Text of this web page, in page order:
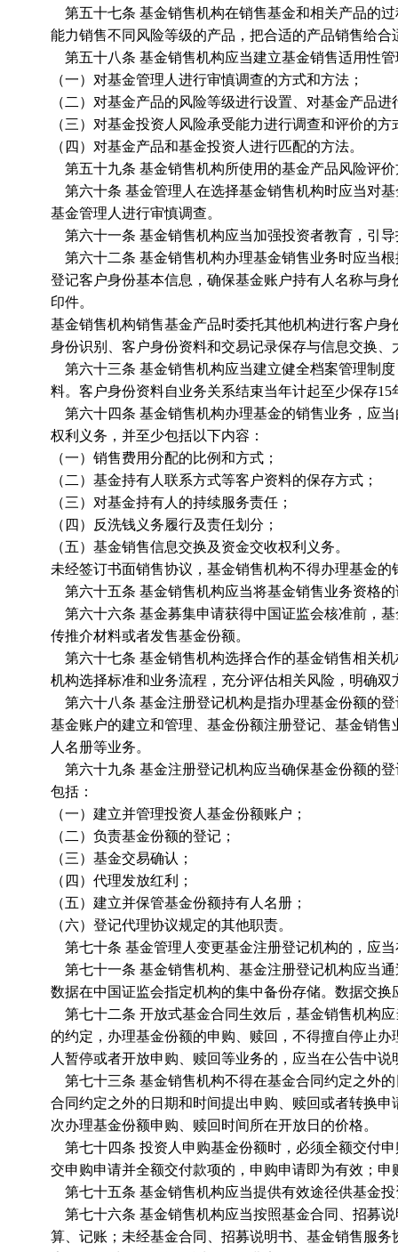
第五十七条 基金销售机构在销售基金和相关产品的
能力销售不同风险等级的产品，把合适的产品销售给合
第五十八条 基金销售机构应当建立基金销售适用性
（一）对基金管理人进行审慎调查的方式和方法；
（二）对基金产品的风险等级进行设置、对基金产品
（三）对基金投资人风险承受能力进行调查和评价的方
（四）对基金产品和基金投资人进行匹配的方法。
第五十九条 基金销售机构所使用的基金产品风险评
第六十条 基金管理人在选择基金销售机构时应当对
基金管理人进行审慎调查。
第六十一条 基金销售机构应当加强投资者教育，引
第六十二条 基金销售机构办理基金销售业务时应当
登记客户身份基本信息，确保基金账户持有人名称与
印件。
基金销售机构销售基金产品时委托其他机构进行客户
身份识别、客户身份资料和交易记录保存与信息交换
第六十三条 基金销售机构应当建立健全档案管理制
料。客户身份资料自业务关系结束当年计起至少保存
第六十四条 基金销售机构办理基金的销售业务，应
权利义务，并至少包括以下内容：
（一）销售费用分配的比例和方式；
（二）基金持有人联系方式等客户资料的保存方式；
（三）对基金持有人的持续服务责任；
（四）反洗钱义务履行及责任划分；
（五）基金销售信息交换及资金交收权利义务。
未经签订书面销售协议，基金销售机构不得办理基金的
第六十五条 基金销售机构应当将基金销售业务资格
第六十六条 基金募集申请获得中国证监会核准前，
传推介材料或者发售基金份额。
第六十七条 基金销售机构选择合作的基金销售相关
机构选择标准和业务流程，充分评估相关风险，明确双
第六十八条 基金注册登记机构是指办理基金份额的
基金账户的建立和管理、基金份额注册登记、基金销
人名册等业务。
第六十九条 基金注册登记机构应当确保基金份额的
包括：
（一）建立并管理投资人基金份额账户；
（二）负责基金份额的登记；
（三）基金交易确认；
（四）代理发放红利；
（五）建立并保管基金份额持有人名册；
（六）登记代理协议规定的其他职责。
第七十条 基金管理人变更基金注册登记机构的，应
第七十一条 基金销售机构、基金注册登记机构应当
数据在中国证监会指定机构的集中备份存储。数据交
第七十二条 开放式基金合同生效后，基金销售机构
的约定，办理基金份额的申购、赎回，不得擅自停止
人暂停或者开放申购、赎回等业务的，应当在公告中说
第七十三条 基金销售机构不得在基金合同约定之外
合同约定之外的日期和时间提出申购、赎回或者转换
次办理基金份额申购、赎回时间所在开放日的价格。
第七十四条 投资人申购基金份额时，必须全额交付
交申购申请并全额交付款项的，申购申请即为有效；
第七十五条 基金销售机构应当提供有效途径供基金
第七十六条 基金销售机构应当按照基金合同、招募
算、记账；未经基金合同、招募说明书、基金销售服